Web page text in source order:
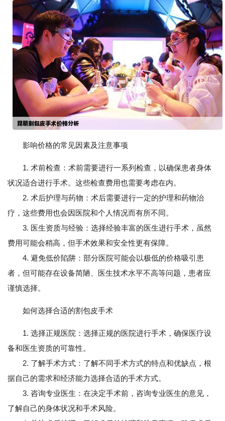
影响价格的常见因素及注意事项
1. 术前检查：术前需要进行一系列检查，以确保患者身体
状况适合进行手术。这些检查费用也需要考虑在内。
2. 术后护理与药物：术后需要进行一定的护理和药物治
疗，这些费用也会因医院和个人情况而有所不同。
3. 医生资质与经验：选择经验丰富的医生进行手术，虽然
费用可能会稍高，但手术效果和安全性更有保障。
4. 避免低价陷阱：部分医院可能会以极低的价格吸引患
者，但可能存在设备简陋、医生技术水平不高等问题，患者应
谨慎选择。
如何选择合适的割包皮手术
1. 选择正规医院：选择正规的医院进行手术，确保医疗设
备和医生资质的可靠性。
2. 了解手术方式：了解不同手术方式的特点和优缺点，根
据自己的需求和经济能力选择合适的手术方式。
3. 咨询专业医生：在决定手术前，咨询专业医生的意见，
了解自己的身体状况和手术风险。